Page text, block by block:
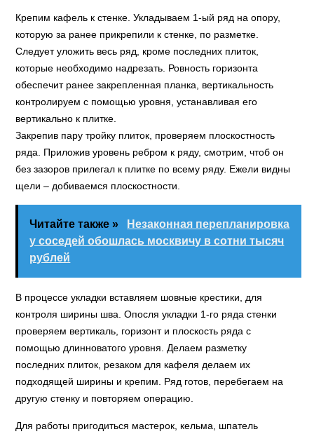
Крепим кафель к стенке. Укладываем 1-ый ряд на опору,
которую за ранее прикрепили к стенке, по разметке.
Следует уложить весь ряд, кроме последних плиток,
которые необходимо надрезать. Ровность горизонта
обеспечит ранее закрепленная планка, вертикальность
контролируем с помощью уровня, устанавливая его
вертикально к плитке.
Закрепив пару тройку плиток, проверяем плоскостность
ряда. Приложив уровень ребром к ряду, смотрим, чтоб он
без зазоров прилегал к плитке по всему ряду. Ежели видны
щели – добиваемся плоскостности.
Читайте также »
Незаконная перепланировка
у соседей обошлась москвичу в сотни тысяч
рублей
В процессе укладки вставляем шовные крестики, для
контроля ширины шва. Опосля укладки 1-го ряда стенки
проверяем вертикаль, горизонт и плоскость ряда с
помощью длинноватого уровня. Делаем разметку
последних плиток, резаком для кафеля делаем их
подходящей ширины и крепим. Ряд готов, перебегаем на
другую стенку и повторяем операцию.
Для работы пригодиться мастерок, кельма, шпатель